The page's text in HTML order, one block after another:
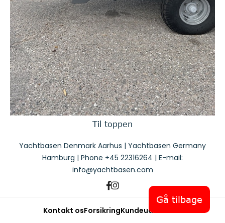
Til toppen
Gå tilbage
Yachtbasen Denmark Aarhus | Yachtbasen Germany
Hamburg | Phone +45 22316264 | E-mail:
info@yachtbasen.com
Kontakt osForsikringKundeudtalelser